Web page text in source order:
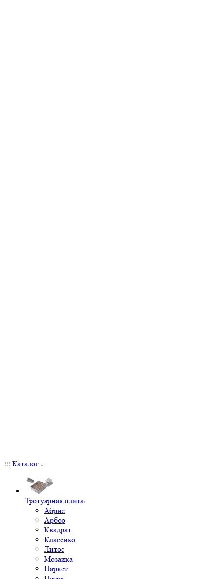
Каталог
Тротуарная плита
Абрис
Арбор
Квадрат
Классико
Литос
Мозаика
Паркет